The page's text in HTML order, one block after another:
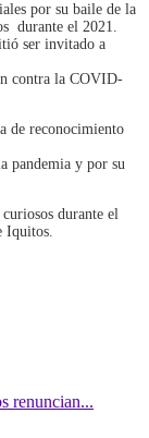
por su baile de la
durante el 2021.
ser invitado a
contra la COVID-
de reconocimiento
pandemia y por su
curiosos durante el
Iquitos.
renuncian...